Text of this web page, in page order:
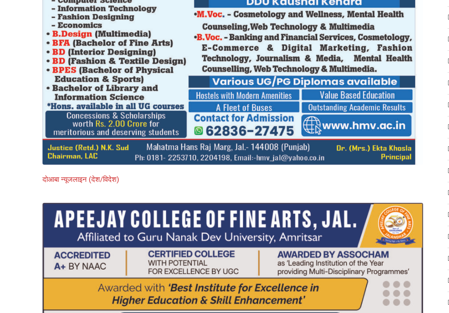
दोआबा न्यूजलाइन (देश/विदेश)